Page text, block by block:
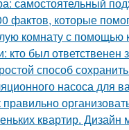
фактов, которые
комнату с помощью
был ответственен
способ
насоса для
квартир.